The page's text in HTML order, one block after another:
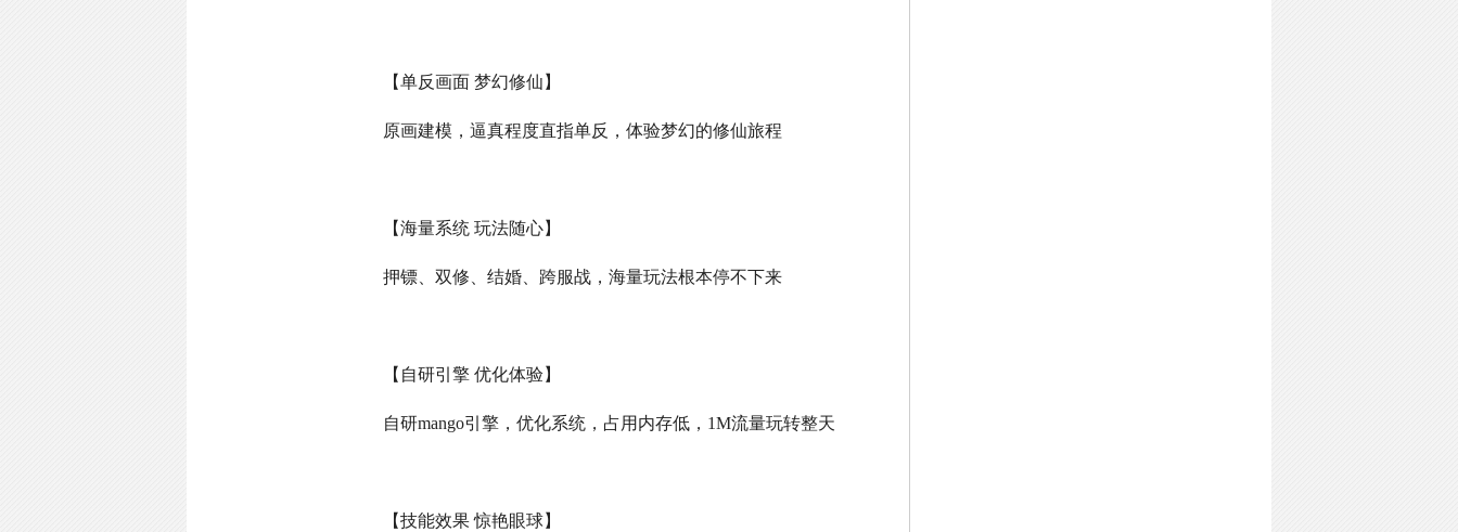
【单反画面 梦幻修仙】
原画建模，逼真程度直指单反，体验梦幻的修仙旅程
【海量系统 玩法随心】
押镖、双修、结婚、跨服战，海量玩法根本停不下来
【自研引擎 优化体验】
自研mango引擎，优化系统，占用内存低， 1M流量玩转整天
【技能效果 惊艳眼球】